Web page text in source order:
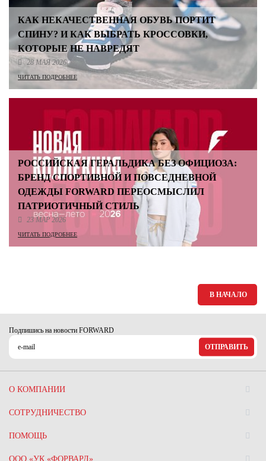
КАК НЕКАЧЕСТВЕННАЯ ОБУВЬ ПОРТИТ
СПИНУ? И КАК ВЫБРАТЬ КРОССОВКИ,
КОТОРЫЕ НЕ НАВРЕДЯТ
28 МАЯ 2026
ЧИТАТЬ ПОДРОБНЕЕ
РОССИЙСКАЯ ГЕРАЛЬДИКА БЕЗ ОФИЦИОЗА:
БРЕНД СПОРТИВНОЙ И ПОВСЕДНЕВНОЙ
ОДЕЖДЫ FORWARD ПЕРЕОСМЫСЛИЛ
ПАТРИОТИЧНЫЙ СТИЛЬ
23 МАР 2026
ЧИТАТЬ ПОДРОБНЕЕ
В НАЧАЛО
Подпишись на новости FORWARD
ОТПРАВИТЬ
О КОМПАНИИ
СОТРУДНИЧЕСТВО
ПОМОЩЬ
ООО «УК «ФОРВАРД»